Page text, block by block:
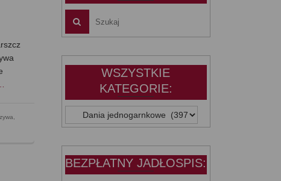
,
WSZYSTKIE
KATEGORIE:
WSZYSTKIE
KATEGORIE:
BEZPŁATNY JADŁOSPIS: